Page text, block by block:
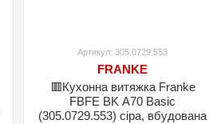
Артикул: 305.0729.553
FRANKE
🟥Кухонна витяжка Franke
FBFE BK A70 Basic
(305.0729.553) сіра, вбудована